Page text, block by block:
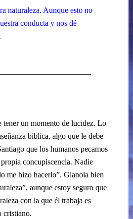
naturaleza. Aunque esto no
conducta y nos dé
tener un momento de lucidez. Lo
bíblica, algo que le debe
que los humanos pecamos
concupiscencia. Nadie
me hizo hacerlo”. Gianola bien
aunque estoy seguro que
con la que él trabaja es
cristiano.